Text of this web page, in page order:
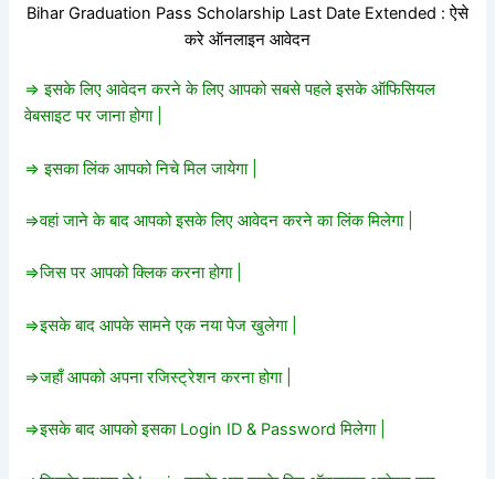
Bihar Graduation Pass Scholarship Last Date Extended : ऐसे
करे ऑनलाइन आवेदन
=> इसके लिए आवेदन करने के लिए आपको सबसे पहले इसके ऑफिसियल
वेबसाइट पर जाना होगा |
=> इसका लिंक आपको निचे मिल जायेगा |
=>वहां जाने के बाद आपको इसके लिए आवेदन करने का लिंक मिलेगा |
=>जिस पर आपको क्लिक करना होगा |
=>इसके बाद आपके सामने एक नया पेज खुलेगा |
=>जहाँ आपको अपना रजिस्ट्रेशन करना होगा |
=>इसके बाद आपको इसका Login ID & Password मिलेगा |